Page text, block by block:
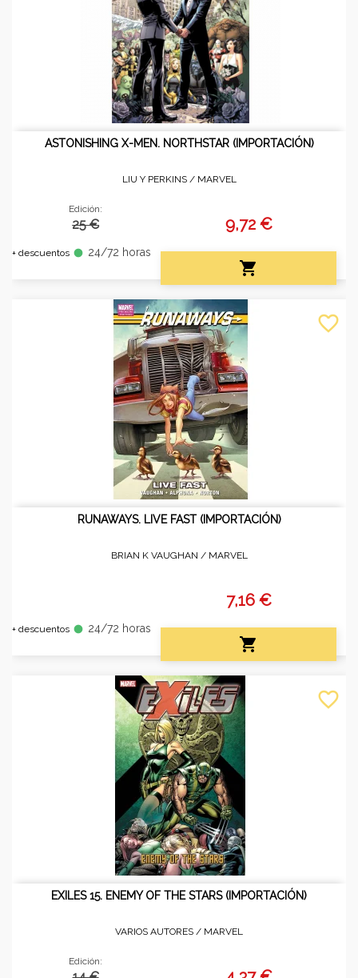
ASTONISHING X-MEN. NORTHSTAR (IMPORTACIÓN)
LIU Y PERKINS / MARVEL
Edición:
25 €
+ descuentos fiber_manual_record 24/72 horas
9,72 €

RUNAWAYS. LIVE FAST (IMPORTACIÓN)
BRIAN K VAUGHAN / MARVEL
+ descuentos fiber_manual_record 24/72 horas
7,16 €

favorite_border
EXILES 15. ENEMY OF THE STARS (IMPORTACIÓN)
VARIOS AUTORES / MARVEL
Edición:
favorite_border